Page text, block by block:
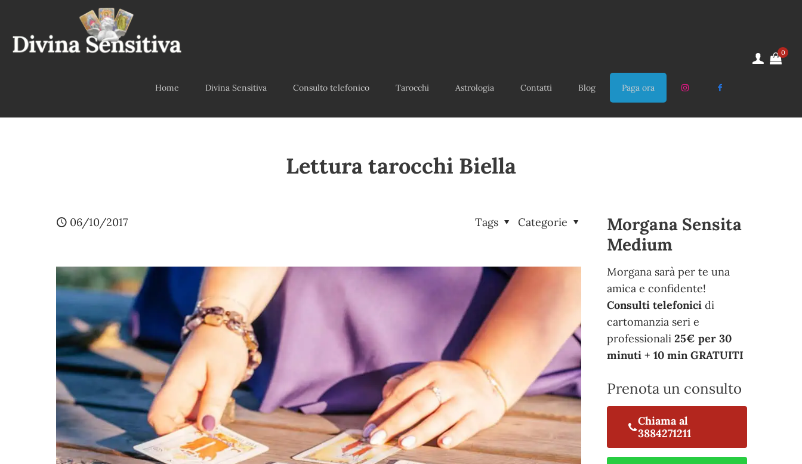
Home Divina Sensitiva Consulto telefonico Tarocchi Astrologia Contatti Blog Paga ora
0
Lettura tarocchi Biella
06/10/2017 Categorie
Tags
Morgana Sensita
Medium
Morgana sarà per te una
amica e confidente!
Consulti telefonici di
cartomanzia seri e
professionali 25€ per 30
minuti + 10 min GRATUITI
Prenota un consulto
Chiama al
3884271211